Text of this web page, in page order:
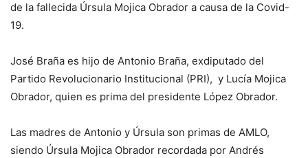
de la fallecida Úrsula Mojica Obrador a causa de la Covid-
19.
José Braña es hijo de Antonio Braña, exdiputado del
Partido Revolucionario Institucional (PRI), y Lucía Mojica
Obrador, quien es prima del presidente López Obrador.
Las madres de Antonio y Úrsula son primas de AMLO,
siendo Úrsula Mojica Obrador recordada por Andrés